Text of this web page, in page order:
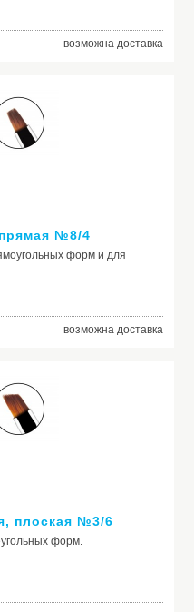
возможна доставка
прямая №8/4
форм и для
возможна доставка
плоская №3/6
форм.